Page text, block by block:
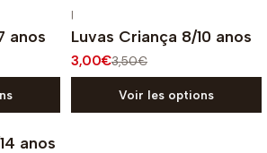
anos
|
Luvas Criança 8/10 anos
3,00€3,50€
Voir les options
anos